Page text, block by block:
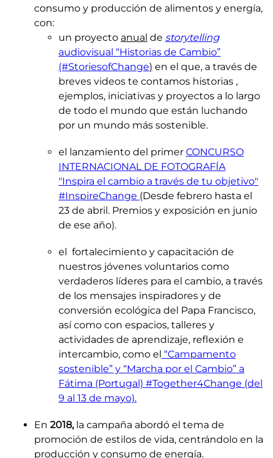
consumo y producción de alimentos y energía,
con:
un proyecto anual de storytelling
audiovisual “Historias de Cambio”
(#StoriesofChange) en el que, a través de
breves videos te contamos historias ,
ejemplos, iniciativas y proyectos a lo largo
de todo el mundo que están luchando
por un mundo más sostenible.
el lanzamiento del primer CONCURSO
INTERNACIONAL DE FOTOGRAFÍA
"Inspira el cambio a través de tu objetivo"
#InspireChange (Desde febrero hasta el
23 de abril. Premios y exposición en junio
de ese año).
el fortalecimiento y capacitación de
nuestros jóvenes voluntarios como
verdaderos líderes para el cambio, a través
de los mensajes inspiradores y de
conversión ecológica del Papa Francisco,
así como con espacios, talleres y
actividades de aprendizaje, reflexión e
intercambio, como el “Campamento
sostenible” y “Marcha por el Cambio” a
Fátima (Portugal) #Together4Change (del
9 al 13 de mayo).
En 2018, la campaña abordó el tema de
promoción de estilos de vida, centrándolo en la
producción y consumo de energía.